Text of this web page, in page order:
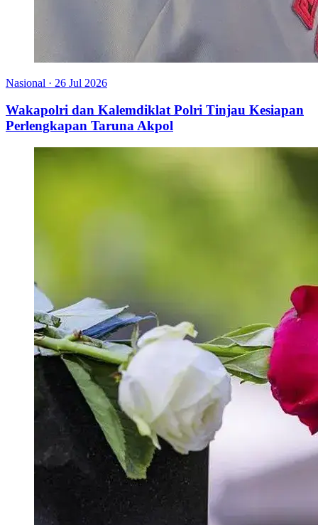
Nasional · 26 Jul 2026
Wakapolri dan Kalemdiklat Polri Tinjau Kesiapan
Perlengkapan Taruna Akpol